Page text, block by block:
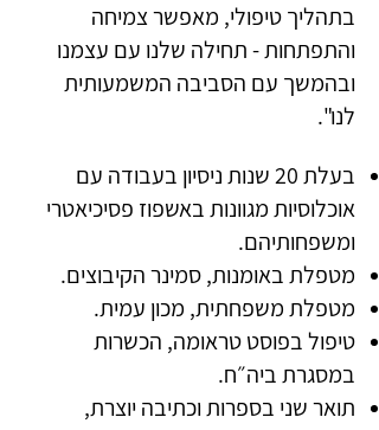
בתהליך טיפולי, מאפשר צמיחה
והתפתחות - תחילה שלנו עם עצמנו
ובהמשך עם הסביבה המשמעותית
לנו".
בעלת 20 שנות ניסיון בעבודה עם
אוכלוסיות מגוונות באשפוז פסיכיאטרי
ומשפחותיהם.
מטפלת באומנות, סמינר הקיבוצים.
מטפלת משפחתית, מכון עמית.
טיפול בפוסט טראומה, הכשרות
במסגרת ביה״ח.
תואר שני בספרות וכתיבה יוצרת,